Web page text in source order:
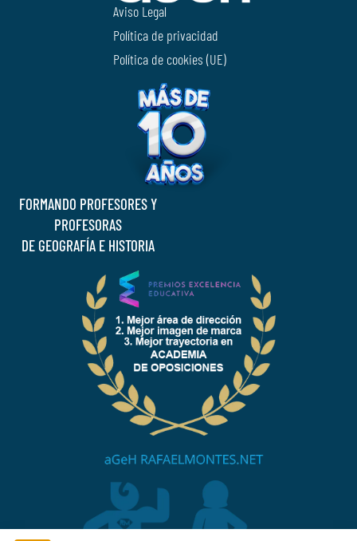
Aviso Legal
Política de privacidad
Política de cookies (UE)
FORMANDO PROFESORES Y
PROFESORAS
DE GEOGRAFÍA E HISTORIA